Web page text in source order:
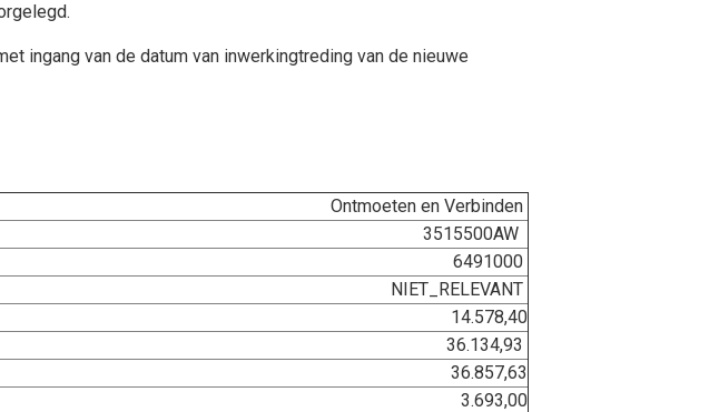
ingang van de datum van inwerkingtreding van de nieuwe
Ontmoeten en Verbinden
3515500AW
6491000
NIET_RELEVANT
14.578,40
36.134,93
36.857,63
3.693,00